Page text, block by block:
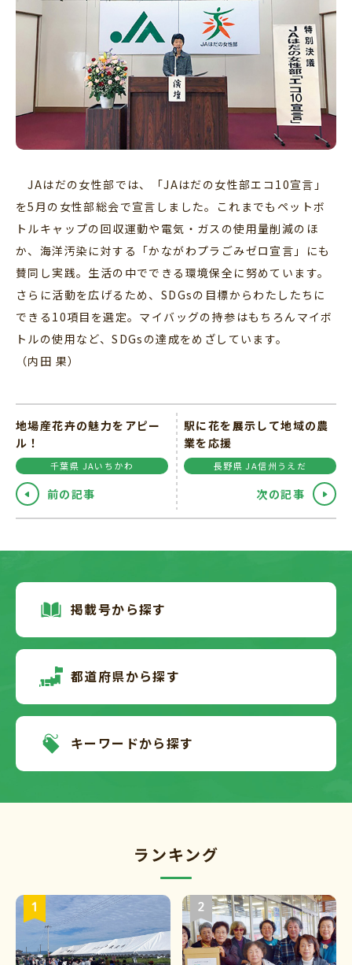
JAはだの女性部では、「JAはだの女性部エコ10宣言」
を5月の女性部総会で宣言しました。これまでもペットボ
トルキャップの回収運動や電気・ガスの使用量削減のほ
か、海洋汚染に対する「かながわプラごみゼロ宣言」にも
賛同し実践。生活の中でできる環境保全に努めています。
さらに活動を広げるため、SDGsの目標からわたしたちに
できる10項目を選定。マイバッグの持参はもちろんマイボ
トルの使用など、SDGsの達成をめざしています。
（内田 果）
地場産花卉の魅力をアピー
ル！
千葉県 JAいちかわ
前の記事
駅に花を展示して地域の農
業を応援
長野県 JA信州うえだ
次の記事
掲載号から探す
都道府県から探す
キーワードから探す
ランキング